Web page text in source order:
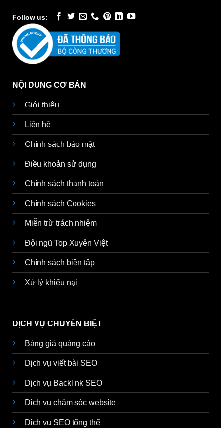
Follow us:
NỘI DUNG CƠ BẢN
Giới thiệu
Liên hệ
Chính sách bảo mật
Điều khoản sử dụng
Chính sách thanh toán
Chính sách Cookies
Miễn trừ trách nhiệm
Đội ngũ Top Xuyên Việt
Chính sách biên tập
Xử lý khiếu nại
DỊCH VỤ CHUYÊN BIỆT
Bảng giá quảng cáo
Dịch vụ viết bài SEO
Dịch vụ Backlink SEO
Dịch vụ chăm sóc website
Dịch vụ SEO tổng thể